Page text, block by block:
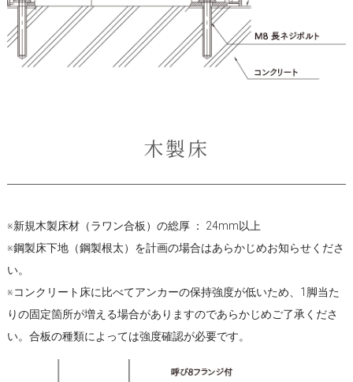
木製床
※新規木製床材（ラワン合板）の総厚 ： 24mm以上
※鋼製床下地（鋼製根太）を計画の場合はあらかじめお知らせくださ
い。
※コンクリート床に比べてアンカーの保持強度が低いため、1脚当た
りの固定箇所が増える場合がありますのであらかじめご了承くださ
い。合板の種類によっては強度確認が必要です。